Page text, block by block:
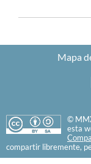
Mapa
©
esta
compartir libremente,